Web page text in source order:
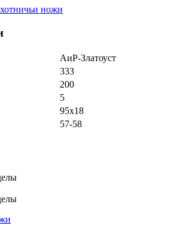
ножи
АиР-Златоуст
333
200
5
95х18
57-58